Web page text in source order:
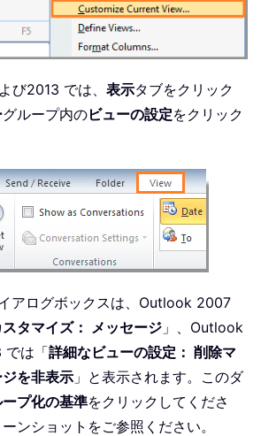
び2013 では、 表示タブをクリック
グループ内のビューの設定をクリック
アログボックスは、Outlook 2007
タマイズ： メッセージ 」、Outlook
では「詳細なビューの設定： 削除マ
を非表示 」と表示されます。このダ
プ化の基準をクリックしてくださ
ンショットをご参照ください。